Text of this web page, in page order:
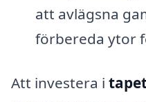
att avlägsna
förbereda ytor
Att investera i